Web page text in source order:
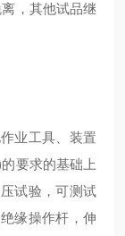
，其他试品继
业工具、装置
的要求的基础上
试验，可测试
缘操作杆，伸